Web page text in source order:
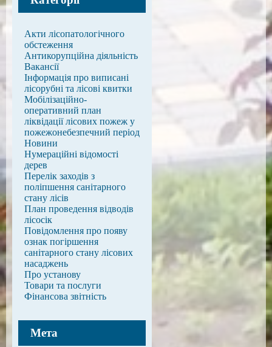
Акти лісопатологічного
обстеження
Антикорупційна діяльність
Вакансії
Інформація про виписані
лісорубні та лісові квитки
Мобілізаційно-
оперативний план
ліквідації лісових пожеж у
пожежонебезпечний період
Новини
Нумераційні відомості
дерев
Перелік заходів з
поліпшення санітарного
стану лісів
План проведення відводів
лісосік
Повідомлення про появу
ознак погіршення
санітарного стану лісових
насаджень
Про установу
Товари та послуги
Фінансова звітність
Мета